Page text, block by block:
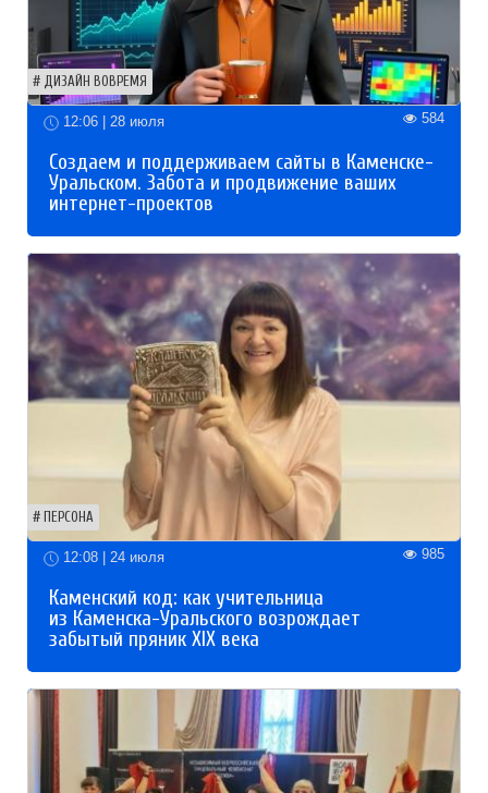
ДИЗАЙН ВОВРЕМЯ
12:06 | 28 июля 584
Создаем и поддерживаем сайты в Каменске-
Уральском. Забота и продвижение ваших
интернет-проектов
ПЕРСОНА
12:08 | 24 июля 985
Каменский код: как учительница
из Каменска-Уральского возрождает
забытый пряник XIX века